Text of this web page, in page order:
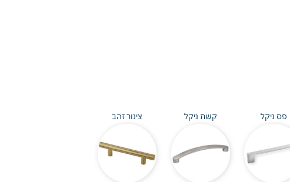
פס ניקל קשת ניקל צינור זהב